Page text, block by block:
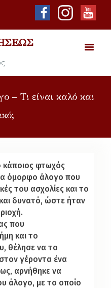
– Τι είναι καλό και
κάποιος φτωχός
όμορφο άλογο που
του ασχολίες και το
δυνατό, ώστε ήταν
που
και το
θέλησε να το
γέροντα ένα
αρνήθηκε να
άλογο, µε το οποίο